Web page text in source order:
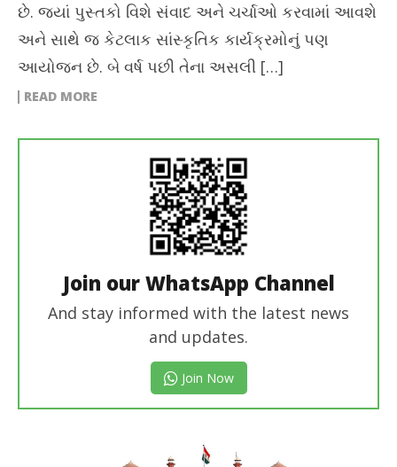
છે. જ્યાં પુસ્તકો વિશે સંવાદ અને ચર્ચાઓ કરવામાં આવશે
અને સાથે જ કેટલાક સાંસ્કૃતિક કાર્યક્રમોનું પણ
આયોજન છે. બે વર્ષ પછી તેના અસલી […]
READ MORE
Join our WhatsApp Channel
And stay informed with the latest news
and updates.
Join Now